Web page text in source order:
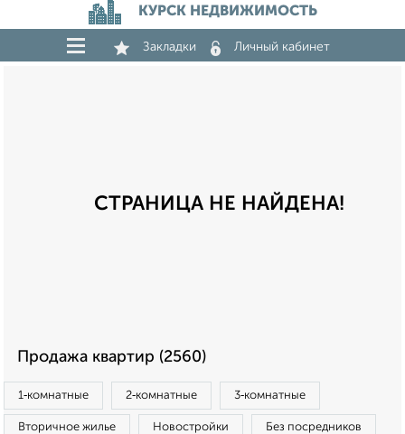
КУРСК НЕДВИЖИМОСТЬ
Закладки Личный кабинет
СТРАНИЦА НЕ НАЙДЕНА!
Продажа квартир (2560)
1‑комнатные 2‑комнатные 3‑комнатные
Вторичное жилье Новостройки Без посредников